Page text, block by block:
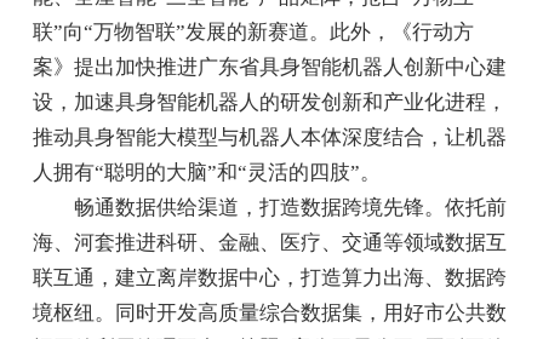
联”向“万物智联”发展的新赛道。此外，《行动方
案》提出加快推进广东省具身智能机器人创新中心建
设，加速具身智能机器人的研发创新和产业化进程，
推动具身智能大模型与机器人本体深度结合，让机器
人拥有“聪明的大脑”和“灵活的四肢”。
畅通数据供给渠道，打造数据跨境先锋。依托前
海、河套推进科研、金融、医疗、交通等领域数据互
联互通，建立离岸数据中心，打造算力出海、数据跨
境枢纽。同时开发高质量综合数据集，用好市公共数